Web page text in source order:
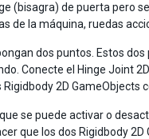
(bisagra) de puerta pero
de la máquina, ruedas
dos puntos. Estos
Conecte el Hinge Joint
2D GameObjects
se puede activar o
que los dos Rigidbody